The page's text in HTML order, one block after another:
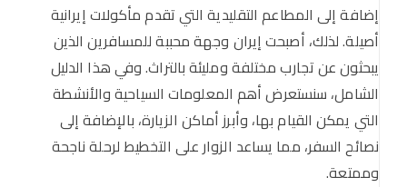
إضافة إلى المطاعم التقليدية التي تقدم مأكولات إيرانية
أصيلة. لذلك، أصبحت إيران وجهة محببة للمسافرين الذين
يبحثون عن تجارب مختلفة ومليئة بالتراث. وفي هذا الدليل
الشامل، سنستعرض أهم المعلومات السياحية والأنشطة
التي يمكن القيام بها، وأبرز أماكن الزيارة، بالإضافة إلى
نصائح السفر، مما يساعد الزوار على التخطيط لرحلة ناجحة
وممتعة.